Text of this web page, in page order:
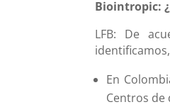
Biointropic:
LFB: De
En
Centros de